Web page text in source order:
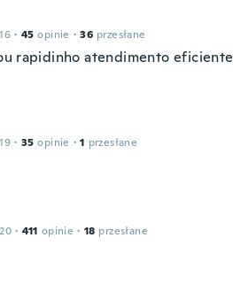
· 45 opinie · 36 przesłane
rapidinho atendimento eficiente
· 35 opinie · 1 przesłane
· 411 opinie · 18 przesłane